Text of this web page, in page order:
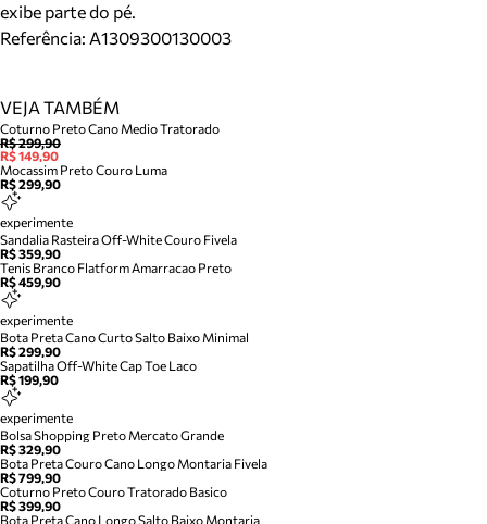
exibe parte do pé.
Referência: A1309300130003
VEJA TAMBÉM
Coturno Preto Cano Medio Tratorado
R$ 299,90
R$ 149,90
Mocassim Preto Couro Luma
R$ 299,90
experimente
Sandalia Rasteira Off-White Couro Fivela
R$ 359,90
Tenis Branco Flatform Amarracao Preto
R$ 459,90
experimente
Bota Preta Cano Curto Salto Baixo Minimal
R$ 299,90
Sapatilha Off-White Cap Toe Laco
R$ 199,90
experimente
Bolsa Shopping Preto Mercato Grande
R$ 329,90
Bota Preta Couro Cano Longo Montaria Fivela
R$ 799,90
Coturno Preto Couro Tratorado Basico
R$ 399,90
Bota Preta Cano Longo Salto Baixo Montaria